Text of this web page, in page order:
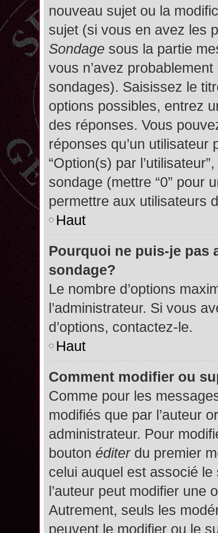
nouveau sujet ou la
sujet (si vous en avez les
Sondage sous la partie
vous n’avez
sondages). Saisissez le
options possibles, entrez
des réponses. Vous
réponses qu’un
“Option(s) par
sondage (mettre “0” pour
permettre aux utilisateurs
Haut
Pourquoi ne puis-je pas
sondage?
Le nombre d’options
l’administrateur. Si vous
d’options, contactez-le.
Haut
Comment modifier ou
Comme pour les
modifiés que par l’auteur
administrateur. Pour
bouton éditerdu premier
celui auquel est associé le
l’auteur peut modifier une
Autrement, seuls les
peuvent le modifier ou le